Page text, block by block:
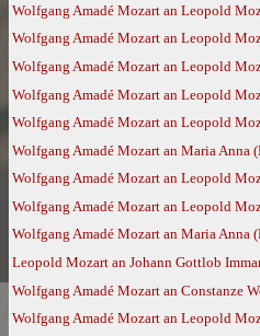
Wolfgang Amadé Mozart an Leopold
Wolfgang Amadé Mozart an Leopold
Wolfgang Amadé Mozart an Leopold
Wolfgang Amadé Mozart an Leopold
Wolfgang Amadé Mozart an Leopold
Wolfgang Amadé Mozart an Maria Anna
Wolfgang Amadé Mozart an Leopold
Wolfgang Amadé Mozart an Leopold
Wolfgang Amadé Mozart an Maria Anna
Leopold Mozart an Johann Gottlob
Wolfgang Amadé Mozart an Constanze
Wolfgang Amadé Mozart an Leopold